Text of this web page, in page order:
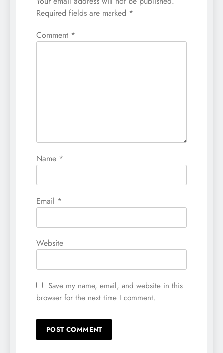
Required fields are marked *
Comment *
Name *
Email *
Website
Save my name, email, and website in this
browser for the next time I comment.